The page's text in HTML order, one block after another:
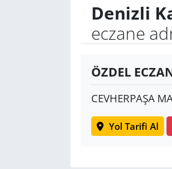
Denizli
eczane
ÖZDEL
CEVHERPAŞA
Yol Tarifi Al